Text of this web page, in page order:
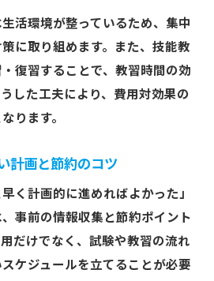
活環境が整っているため、集中
に取り組めます。また、技能教
復習することで、教習時間の効
した工夫により、費用対効果の
ります。
計画と節約のコツ
く計画的に進めればよかった」
事前の情報収集と節約ポイント
だけでなく、試験や教習の流れ
ケジュールを立てることが必要